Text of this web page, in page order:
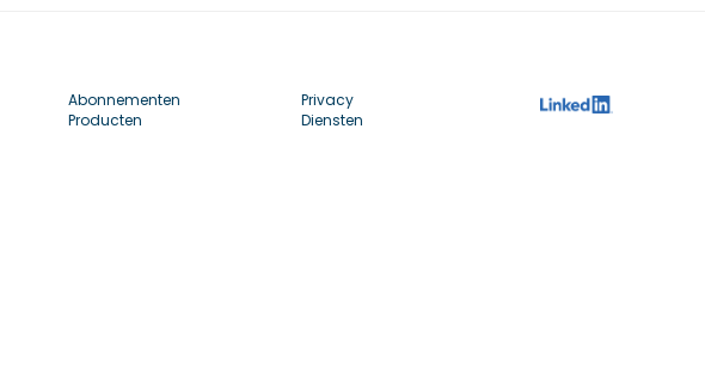
Abonnementen
Producten
Privacy
Diensten